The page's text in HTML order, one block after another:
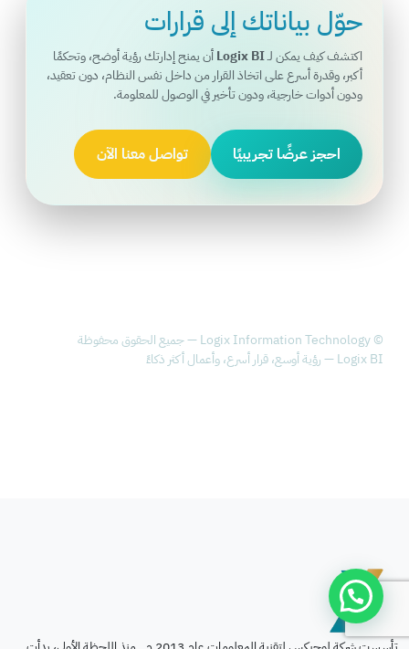
حوّل بياناتك إلى قرارات
اكتشف كيف يمكن لـLogix BIأن يمنح إدارتك رؤية أوضح، وتحكمًا
أكبر، وقدرة أسرع على اتخاذ القرار من داخل نفس النظام، دون تعقيد،
ودون أدوات خارجية، ودون تأخير في الوصول للمعلومة.
احجز عرضًا تجريبيًا تواصل معنا الآن
© Logix Information Technology — جميع الحقوق محفوظة
Logix BI — رؤية أوسع، قرار أسرع، وأعمال أكثر ذكاءً